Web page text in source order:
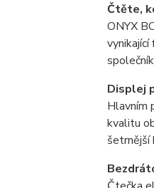
Čtěte,
ONYX
Displej
Hlavním
kvalitu
šetrnější